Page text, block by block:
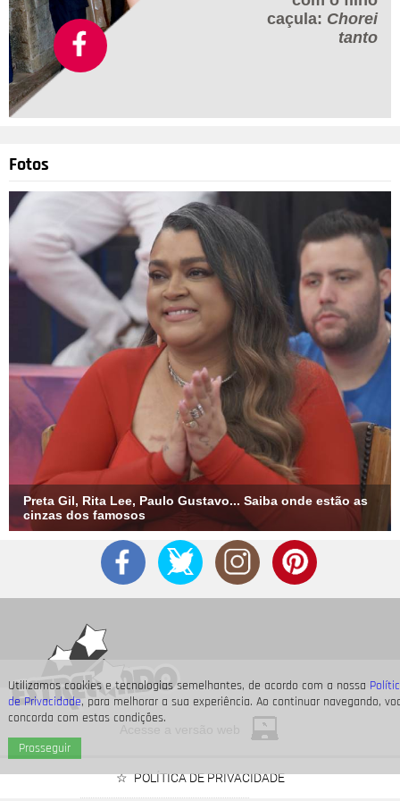
Utilizamos cookies e tecnologias semelhantes, de acordo com a nossa
de Privacidade, para melhorar a sua experiência. Ao continuar navegando,
concorda com estas condições.
Prosseguir
caçula: Chorei
tanto
Fotos
Preta Gil, Rita Lee, Paulo Gustavo... Saiba onde estão as
cinzas dos famosos
POLÍTICA DE PRIVACIDADE